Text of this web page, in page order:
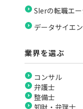
SIerの転職エ
データサイエ
業界を選ぶ
コンサル
弁護士
整備士